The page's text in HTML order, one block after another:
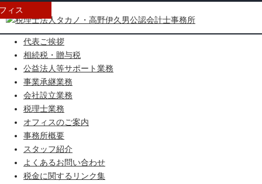
代表ご挨拶
相続税・贈与税
公益法人等サポート業務
事業承継業務
会社設立業務
税理士業務
オフィスのご案内
事務所概要
スタッフ紹介
よくあるお問い合わせ
税金に関するリンク集
ィス